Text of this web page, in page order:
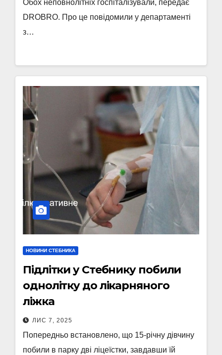
Обох неповнолітніх госпіталізували, передає
DROBRO. Про це повідомили у департаменті
з…
НОВИНИ СТЕБНИКА
Підлітки у Стебнику побили
однолітку до лікарняного
ліжка
ЛИС 7, 2025
Попередньо встановлено, що 15-річну дівчину
побили в парку дві ліцеїстки, завдавши їй